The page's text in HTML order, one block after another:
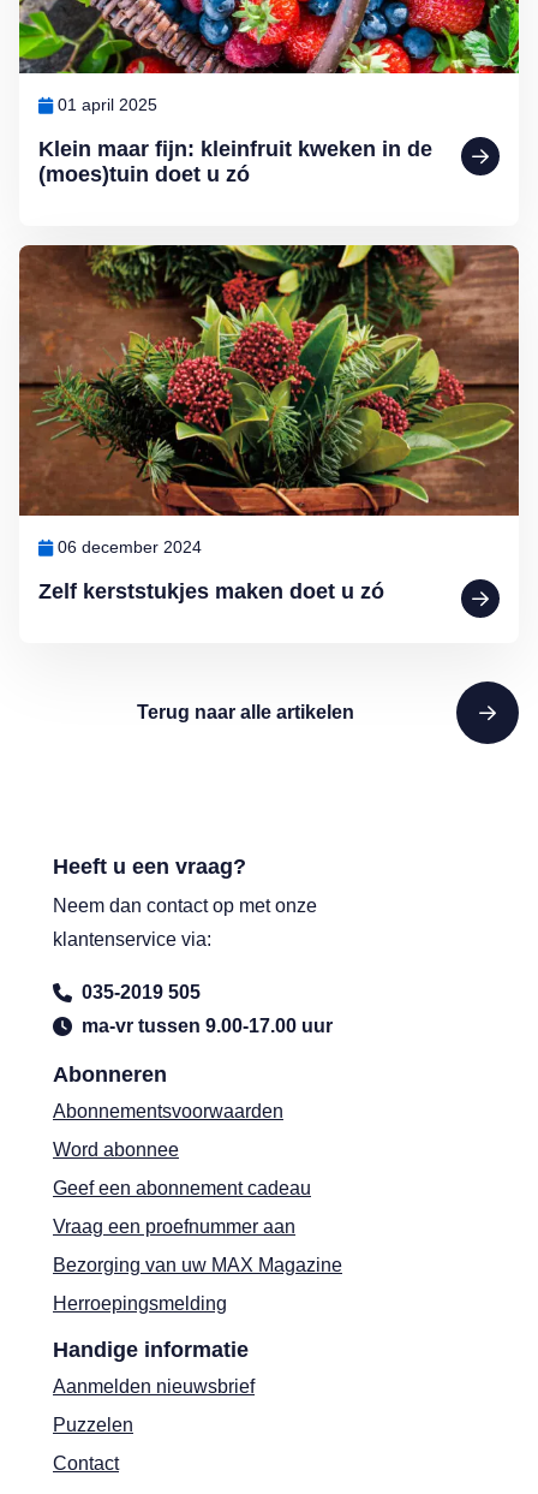
Klein maar fijn: kleinfruit kweken in de
(moes)tuin doet u zó
01 april 2025
Zelf kerststukjes maken doet u zó
06 december 2024
Lees meer over Zelf kerststukjes maken doet u zó
Terug naar alle artikelen
Abonneren
Abonnementsvoorwaarden
Word abonnee
Geef een abonnement cadeau
Vraag een proefnummer aan
Bezorging van uw MAX Magazine
Herroepingsmelding
Handige informatie
Aanmelden nieuwsbrief
Puzzelen
Contact
Heeft u een vraag?
Neem dan contact op met onze
klantenservice via:
035-2019 505
ma-vr tussen 9.00-17.00 uur